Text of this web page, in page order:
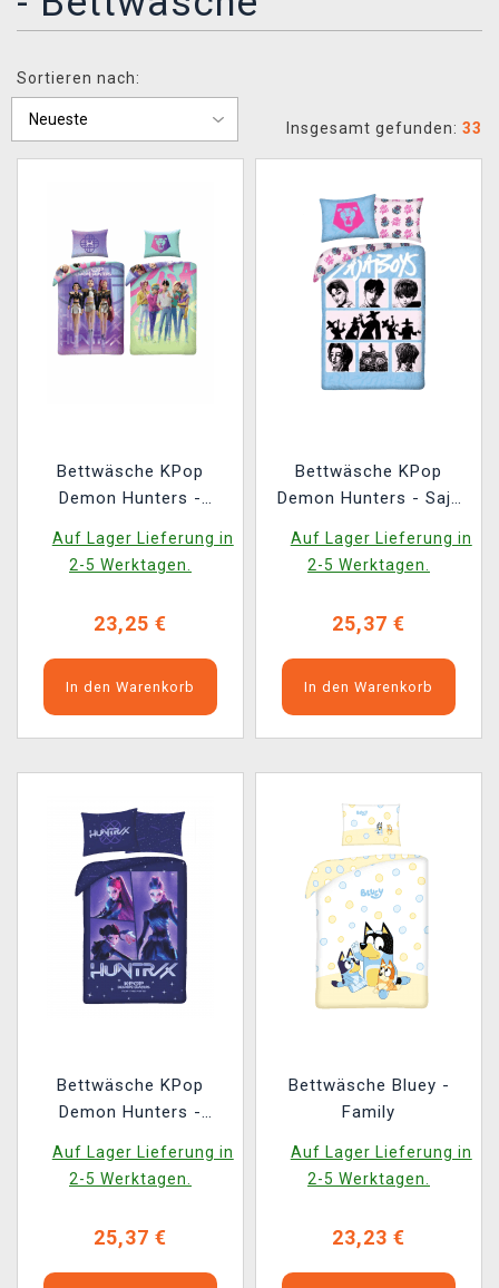
XZONE CLUB
Sortieren nach:
Insgesamt gefunden: 33
Bettwäsche KPop
Demon Hunters -
Auf Lager Lieferung in
2-5 Werktagen.
23,25 €
In den Warenkorb
Bettwäsche KPop
Demon Hunters - Saja
Auf Lager Lieferung in
2-5 Werktagen.
25,37 €
In den Warenkorb
Bettwäsche KPop
Demon Hunters -
Auf Lager Lieferung in
2-5 Werktagen.
25,37 €
Bettwäsche Bluey -
Family
Auf Lager Lieferung in
2-5 Werktagen.
23,23 €